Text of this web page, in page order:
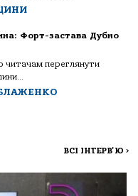
Форт-застава Дубно
читачам переглянути
ВСІ ІНТЕРВ'Ю >